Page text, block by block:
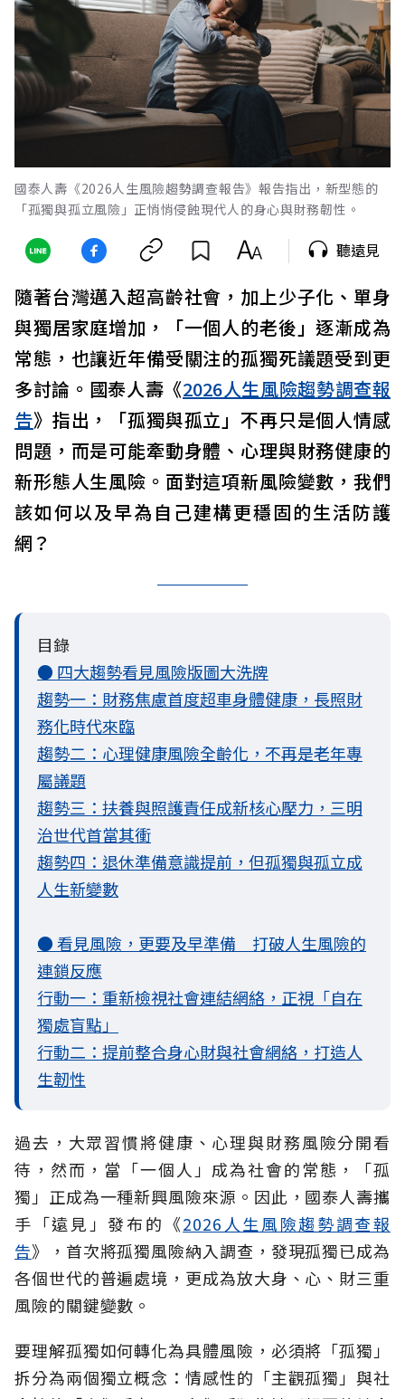
國泰人壽《2026人生風險趨勢調查報告》報告指出，新型態的
「孤獨與孤立風險」正悄悄侵蝕現代人的身心與財務韌性。
聽遠見
隨著台灣邁入超高齡社會，加上少子化、單身
與獨居家庭增加，「一個人的老後」逐漸成為
常態，也讓近年備受關注的孤獨死議題受到更
多討論。國泰人壽《2026人生風險趨勢調查報
告》指出，「孤獨與孤立」不再只是個人情感
問題，而是可能牽動身體、心理與財務健康的
新形態人生風險。面對這項新風險變數，我們
該如何以及早為自己建構更穩固的生活防護
網？
目錄
● 四大趨勢看見風險版圖大洗牌
趨勢一：財務焦慮首度超車身體健康，長照財
務化時代來臨
趨勢二：心理健康風險全齡化，不再是老年專
屬議題
趨勢三：扶養與照護責任成新核心壓力，三明
治世代首當其衝
趨勢四：退休準備意識提前，但孤獨與孤立成
人生新變數
● 看見風險，更要及早準備 打破人生風險的
連鎖反應
行動一：重新檢視社會連結網絡，正視「自在
獨處盲點」
行動二：提前整合身心財與社會網絡，打造人
生韌性
過去，大眾習慣將健康、心理與財務風險分開看
待，然而，當「一個人」成為社會的常態，「孤
獨」正成為一種新興風險來源。因此，國泰人壽攜
手「遠見」發布的《2026人生風險趨勢調查報
告》，首次將孤獨風險納入調查，發現孤獨已成為
各個世代的普遍處境，更成為放大身、心、財三重
風險的關鍵變數。
要理解孤獨如何轉化為具體風險，必須將「孤獨」
拆分為兩個獨立概念：情感性的「主觀孤獨」與社